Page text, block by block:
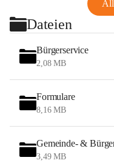
Dateien
Bürgerservice
2,08 MB
Formulare
8,16 MB
Gemeinde- &
3,49 MB